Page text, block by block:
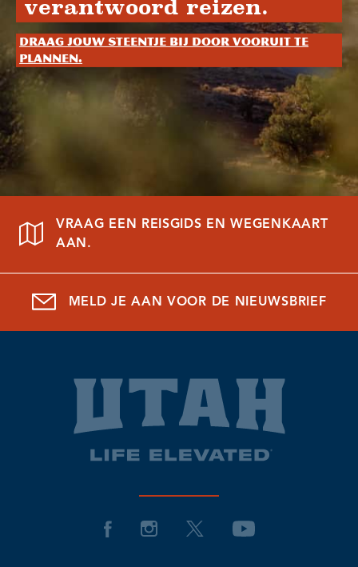
verantwoord reizen.
Draag jouw steentje bij door vooruit te
plannen.
VRAAG EEN REISGIDS EN WEGENKAART
AAN.
MELD JE AAN VOOR DE NIEUWSBRIEF